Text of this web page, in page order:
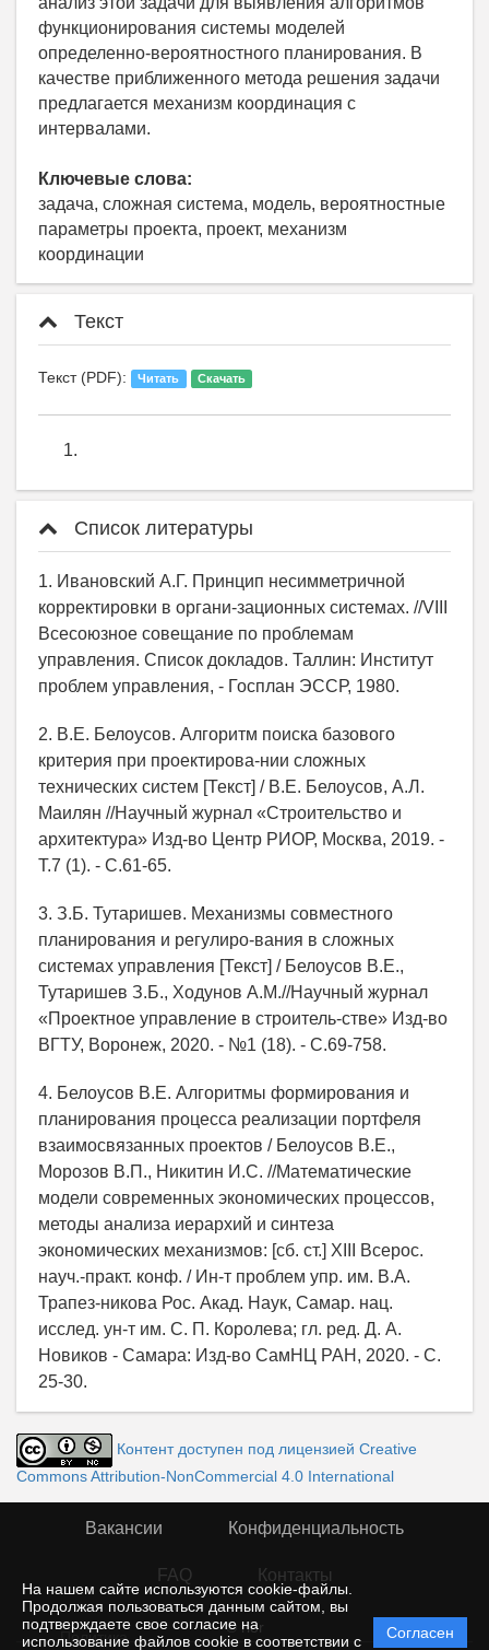
На нашем сайте используются cookie-файлы.
Продолжая пользоваться данным сайтом, вы
подтверждаете свое согласие на
использование файлов cookie в соответствии с
Согласен
функционирования системы моделей
определенно-вероятностного планирования. В
качестве приближенного метода решения задачи
предлагается механизм координация с
интервалами.
Ключевые слова:
задача, сложная система, модель, вероятностные
параметры проекта, проект, механизм
координации
Текст
Текст (PDF): Читать Скачать
Список литературы
1. Ивановский А.Г. Принцип несимметричной
корректировки в органи-зационных системах. //VIII
Всесоюзное совещание по проблемам
управления. Список докладов. Таллин: Институт
проблем управления, - Госплан ЭССР, 1980.
2. В.Е. Белоусов. Алгоритм поиска базового
критерия при проектирова-нии сложных
технических систем [Текст] / В.Е. Белоусов, А.Л.
Маилян //Научный журнал «Строительство и
архитектура» Изд-во Центр РИОР, Москва, 2019. -
Т.7 (1). - С.61-65.
3. З.Б. Тутаришев. Механизмы совместного
планирования и регулиро-вания в сложных
системах управления [Текст] / Белоусов В.Е.,
Тутаришев З.Б., Ходунов А.М.//Научный журнал
«Проектное управление в строитель-стве» Изд-во
ВГТУ, Воронеж, 2020. - №1 (18). - С.69-758.
4. Белоусов В.Е. Алгоритмы формирования и
планирования процесса реализации портфеля
взаимосвязанных проектов / Белоусов В.Е.,
Морозов В.П., Никитин И.С. //Математические
модели современных экономических процессов,
методы анализа иерархий и синтеза
экономических механизмов: [сб. ст.] XIII Всерос.
науч.-практ. конф. / Ин-т проблем упр. им. В.А.
Трапез-никова Рос. Акад. Наук, Самар. нац.
исслед. ун-т им. С. П. Королева; гл. ред. Д. А.
Новиков - Самара: Изд-во СамНЦ РАН, 2020. - С.
25-30.
Контент доступен под лицензией Creative
Commons Attribution-NonCommercial 4.0 International
Вакансии Конфиденциальность
FAQ Контакты
© rior
Политика